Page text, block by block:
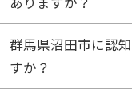
群馬県沼田市に認
すか？